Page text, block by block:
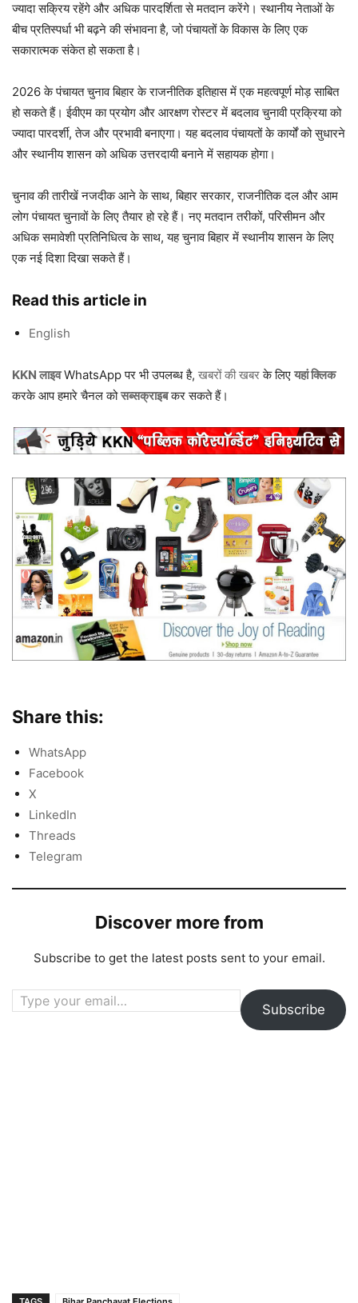
ज्यादा सक्रिय रहेंगे और अधिक पारदर्शिता से मतदान करेंगे। स्थानीय नेताओं के
बीच प्रतिस्पर्धा भी बढ़ने की संभावना है, जो पंचायतों के विकास के लिए एक
सकारात्मक संकेत हो सकता है।
2026 के पंचायत चुनाव बिहार के राजनीतिक इतिहास में एक महत्वपूर्ण मोड़ साबित
हो सकते हैं। ईवीएम का प्रयोग और आरक्षण रोस्टर में बदलाव चुनावी प्रक्रिया को
ज्यादा पारदर्शी, तेज और प्रभावी बनाएगा। यह बदलाव पंचायतों के कार्यों को सुधारने
और स्थानीय शासन को अधिक उत्तरदायी बनाने में सहायक होगा।
चुनाव की तारीखें नजदीक आने के साथ, बिहार सरकार, राजनीतिक दल और आम
लोग पंचायत चुनावों के लिए तैयार हो रहे हैं। नए मतदान तरीकों, परिसीमन और
अधिक समावेशी प्रतिनिधित्व के साथ, यह चुनाव बिहार में स्थानीय शासन के लिए
एक नई दिशा दिखा सकते हैं।
Read this article in
English
KKN लाइवWhatsApp पर भी उपलब्ध है, खबरों की खबरके लिए यहां क्लिक
करके आप हमारे चैनल कोसब्सक्राइबकर सकते हैं।
Share this:
WhatsApp
Facebook
X
LinkedIn
Threads
Telegram
Discover more from
Subscribe to get the latest posts sent to your email.
Type your email…
Subscribe